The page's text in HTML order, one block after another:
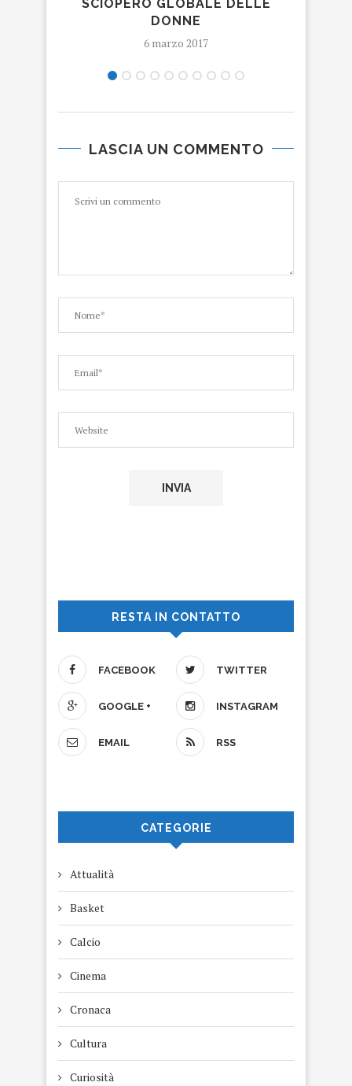
SCIOPERO GLOBALE DELLE
DONNE
6 marzo 2017
LASCIA UN COMMENTO
RESTA IN CONTATTO
FACEBOOK TWITTER
GOOGLE + INSTAGRAM
EMAIL RSS
CATEGORIE
Attualità
Basket
Calcio
Cinema
Cronaca
Cultura
Curiosità